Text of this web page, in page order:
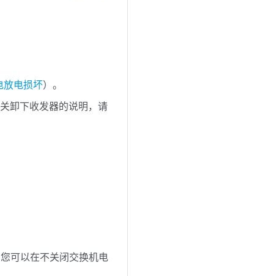
放电损坏）。
卸下收发器的说明，请
可以在不关闭交换机电